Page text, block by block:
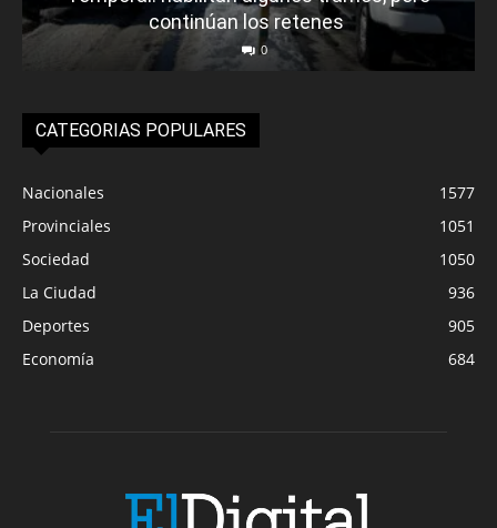
continúan los retenes
0
CATEGORIAS POPULARES
Nacionales
1577
Provinciales
1051
Sociedad
1050
La Ciudad
936
Deportes
905
Economía
684